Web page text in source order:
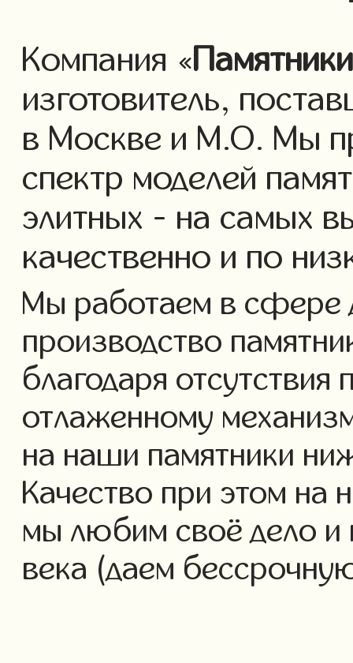
Компания «Памятники
изготовитель,
в Москве и М.О. Мы
спектр моделей
элитных - на самых
качественно и по
Мы работаем в сфере
производство
благодаря отсутствия
отлаженному
на наши памятники
Качество при этом на
мы любим своё дело и
века (даем